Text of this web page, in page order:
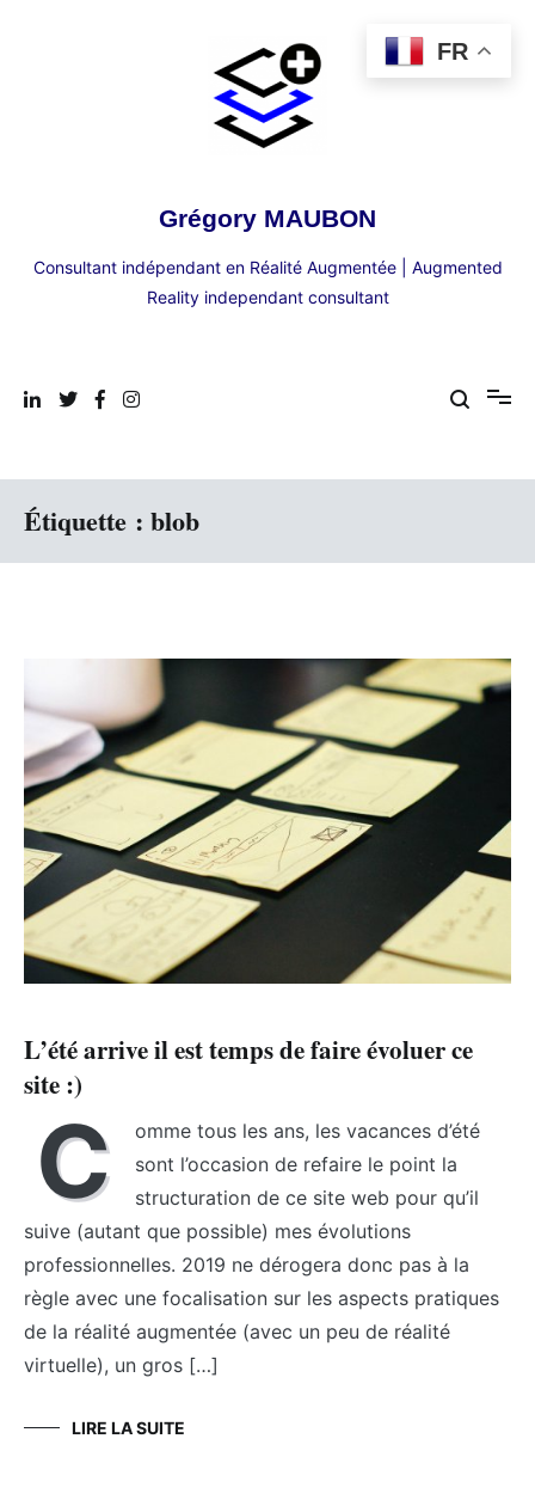
Grégory MAUBON
Consultant indépendant en Réalité Augmentée | Augmented
Reality independant consultant
Étiquette : blob
L’été arrive il est temps de faire évoluer ce
site :)
C
omme tous les ans, les vacances d’été
sont l’occasion de refaire le point la
structuration de ce site web pour qu’il
suive (autant que possible) mes évolutions
professionnelles. 2019 ne dérogera donc pas à la
règle avec une focalisation sur les aspects pratiques
de la réalité augmentée (avec un peu de réalité
virtuelle), un gros […]
LIRE LA SUITE
FR